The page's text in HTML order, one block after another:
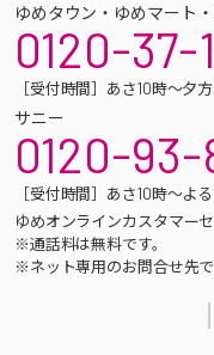
ゆめタウン・ゆめマート
0120-37-
［受付時間］あさ10時～夕
サニー
0120-93-
［受付時間］あさ10時～よ
ゆめオンラインカスタマー
※通話料は無料です。
※ネット専用のお問合せ先